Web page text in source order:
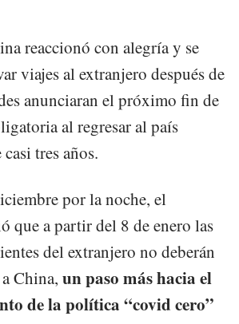
reaccionó con alegría y se
viajes al extranjero después de
anunciaran el próximo fin de
al regresar al país
tres años.
por la noche, el
que a partir del 8 de enero las
del extranjero no deberán
China, un paso más hacia el
de la política “covid cero”